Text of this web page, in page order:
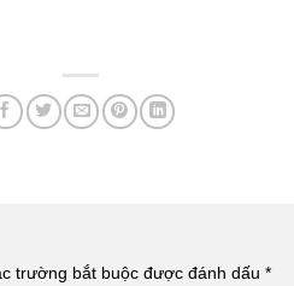
trường bắt buộc được đánh dấu *